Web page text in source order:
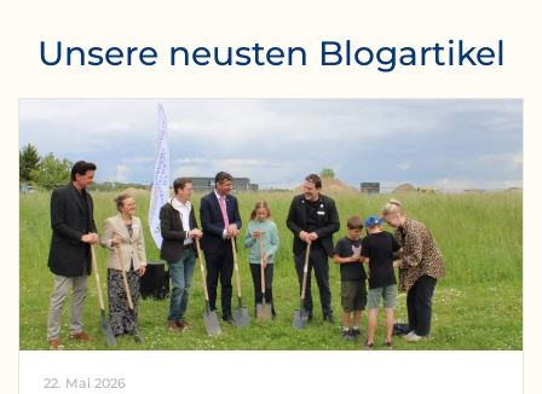
Unsere neusten Blogartikel
22. Mai 2026